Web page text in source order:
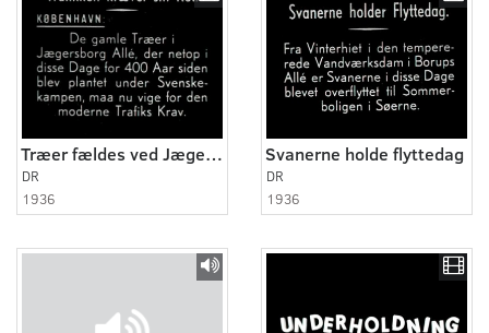
Træer fældes ved Jægersborg Allé
DR
1936
Svanerne holde flyttedag
DR
1936